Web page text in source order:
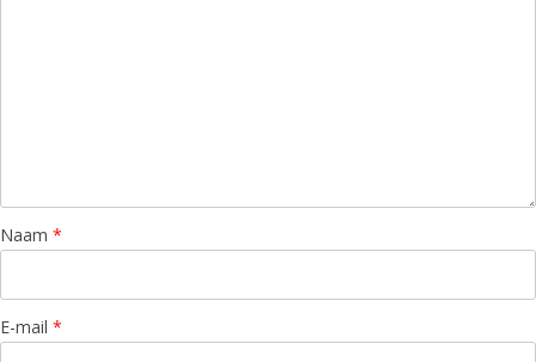
Naam *
E-mail *